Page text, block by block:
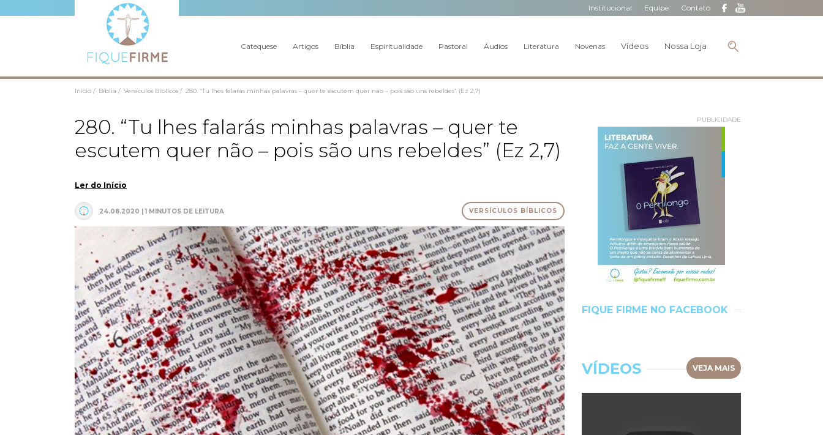
Institucional Equipe Contato
Catequese Artigos Bíblia Espiritualidade Pastoral Áudios Literatura Novenas Vídeos Nossa Loja
Início / Bíblia / Versículos Bíblicos / 280. “Tu lhes falarás minhas palavras – quer te escutem quer não – pois são uns rebeldes” (Ez 2,7)
280. “Tu lhes falarás minhas palavras – quer te
escutem quer não – pois são uns rebeldes” (Ez 2,7)
Ler do Início
24.08.2020 | 1 MINUTOS DE LEITURA VERSÍCULOS BÍBLICOS
PUBLICIDADE
FIQUE FIRME NO FACEBOOK
VÍDEOS VEJA MAIS